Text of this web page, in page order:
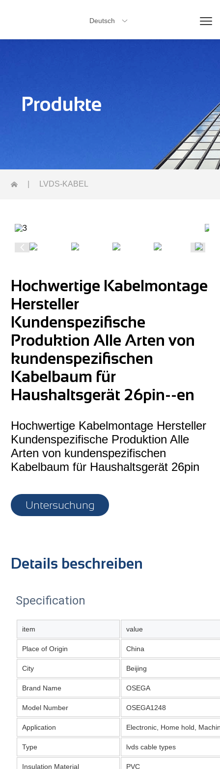
Deutsch 
Produkte
LVDS-KABEL
Hochwertige Kabelmontage
Hersteller
Kundenspezifische
Produktion Alle Arten von
kundenspezifischen
Kabelbaum für
Haushaltsgerät 26pin--en
Hochwertige Kabelmontage Hersteller
Kundenspezifische Produktion Alle
Arten von kundenspezifischen
Kabelbaum für Haushaltsgerät 26pin
Untersuchung
Details beschreiben
Specification
item value
Place of Origin China
City Beijing
Brand Name OSEGA
Model Number OSEGA1248
Application Electronic, Home hold,
Type lvds cable types
Insulation Material PVC